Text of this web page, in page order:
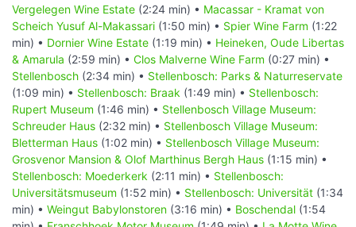
Vergelegen Wine Estate (2:24 min) • Macassar - Kramat von
Scheich Yusuf Al-Makassari (1:50 min) • Spier Wine Farm (1:22
min) • Dornier Wine Estate (1:19 min) • Heineken, Oude Libertas
& Amarula (2:59 min) • Clos Malverne Wine Farm (0:27 min) •
Stellenbosch (2:34 min) • Stellenbosch: Parks & Naturreservate
(1:09 min) • Stellenbosch: Braak (1:49 min) • Stellenbosch:
Rupert Museum (1:46 min) • Stellenbosch Village Museum:
Schreuder Haus (2:32 min) • Stellenbosch Village Museum:
Bletterman Haus (1:02 min) • Stellenbosch Village Museum:
Grosvenor Mansion & Olof Marthinus Bergh Haus (1:15 min) •
Stellenbosch: Moederkerk (2:11 min) • Stellenbosch:
Universitätsmuseum (1:52 min) • Stellenbosch: Universität (1:34
min) • Weingut Babylonstoren (3:16 min) • Boschendal (1:54